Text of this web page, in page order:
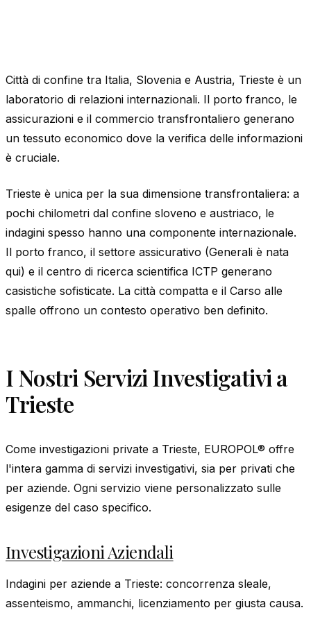
Città di confine tra Italia, Slovenia e Austria, Trieste è un
laboratorio di relazioni internazionali. Il porto franco, le
assicurazioni e il commercio transfrontaliero generano
un tessuto economico dove la verifica delle informazioni
è cruciale.
Trieste è unica per la sua dimensione transfrontaliera: a
pochi chilometri dal confine sloveno e austriaco, le
indagini spesso hanno una componente internazionale.
Il porto franco, il settore assicurativo (Generali è nata
qui) e il centro di ricerca scientifica ICTP generano
casistiche sofisticate. La città compatta e il Carso alle
spalle offrono un contesto operativo ben definito.
I Nostri Servizi Investigativi a
Trieste
Come investigazioni private a Trieste, EUROPOL® offre
l'intera gamma di servizi investigativi, sia per privati che
per aziende. Ogni servizio viene personalizzato sulle
esigenze del caso specifico.
Investigazioni Aziendali
Indagini per aziende a Trieste: concorrenza sleale,
assenteismo, ammanchi, licenziamento per giusta causa.